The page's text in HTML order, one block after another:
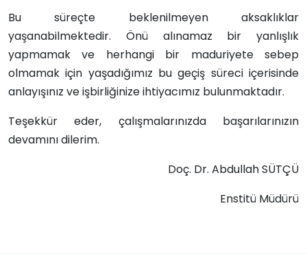
Bu süreçte beklenilmeyen aksaklıklar
yaşanabilmektedir. Önü alınamaz bir yanlışlık
yapmamak ve herhangi bir maduriyete sebep
olmamak için yaşadığımız bu geçiş süreci içerisinde
anlayışınız ve işbirliğinize ihtiyacımız bulunmaktadır.
Teşekkür eder, çalışmalarınızda başarılarınızın
devamını dilerim.
Doç. Dr. Abdullah SÜTÇÜ
Enstitü Müdürü